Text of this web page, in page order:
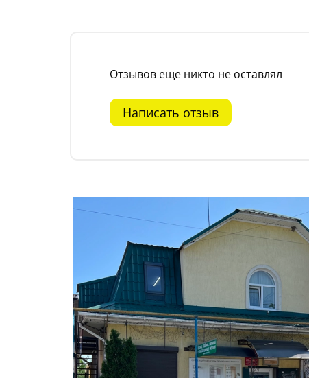
Отзывов еще никто не оставлял
Написать отзыв